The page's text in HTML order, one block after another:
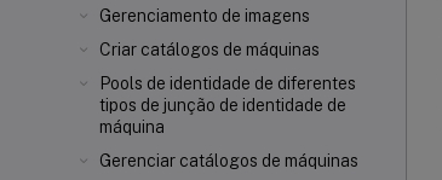
Gerenciamento de imagens
Criar catálogos de máquinas
Pools de identidade de diferentes
tipos de junção de identidade de
máquina
Gerenciar catálogos de máquinas